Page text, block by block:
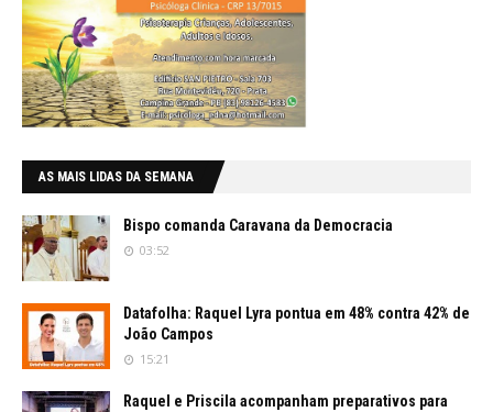
AS MAIS LIDAS DA SEMANA
Bispo comanda Caravana da Democracia
03:52
Datafolha: Raquel Lyra pontua em 48% contra 42% de
João Campos
15:21
Raquel e Priscila acompanham preparativos para